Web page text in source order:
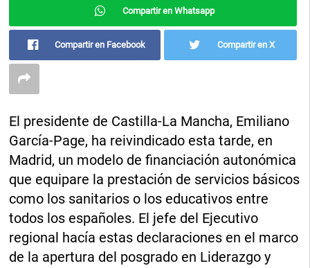
Compartir en Whatsapp
Compartir en Facebook Compartir en X
El presidente de Castilla-La Mancha, Emiliano
García-Page, ha reivindicado esta tarde, en
Madrid, un modelo de financiación autonómica
que equipare la prestación de servicios básicos
como los sanitarios o los educativos entre
todos los españoles. El jefe del Ejecutivo
regional hacía estas declaraciones en el marco
de la apertura del posgrado en Liderazgo y